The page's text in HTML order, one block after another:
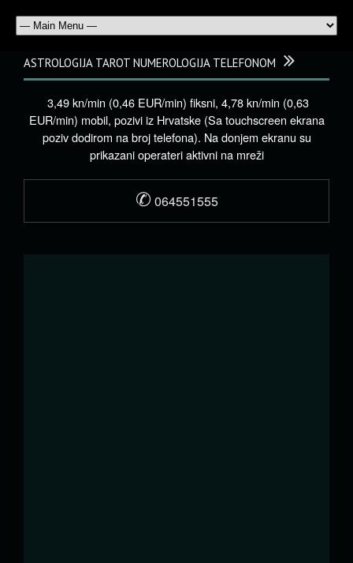
ASTROLOGIJA TAROT NUMEROLOGIJA TELEFONOM
3,49 kn/min (0,46 EUR/min) fiksni, 4,78 kn/min (0,63
EUR/min) mobil, pozivi iz Hrvatske (Sa touchscreen ekrana
poziv dodirom na broj telefona). Na donjem ekranu su
prikazani operateri aktivni na mreži
✆ 064551555